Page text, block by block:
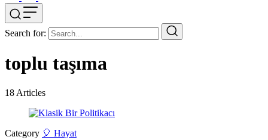
Search for:
toplu taşıma
18 Articles
Category 🎈 Hayat